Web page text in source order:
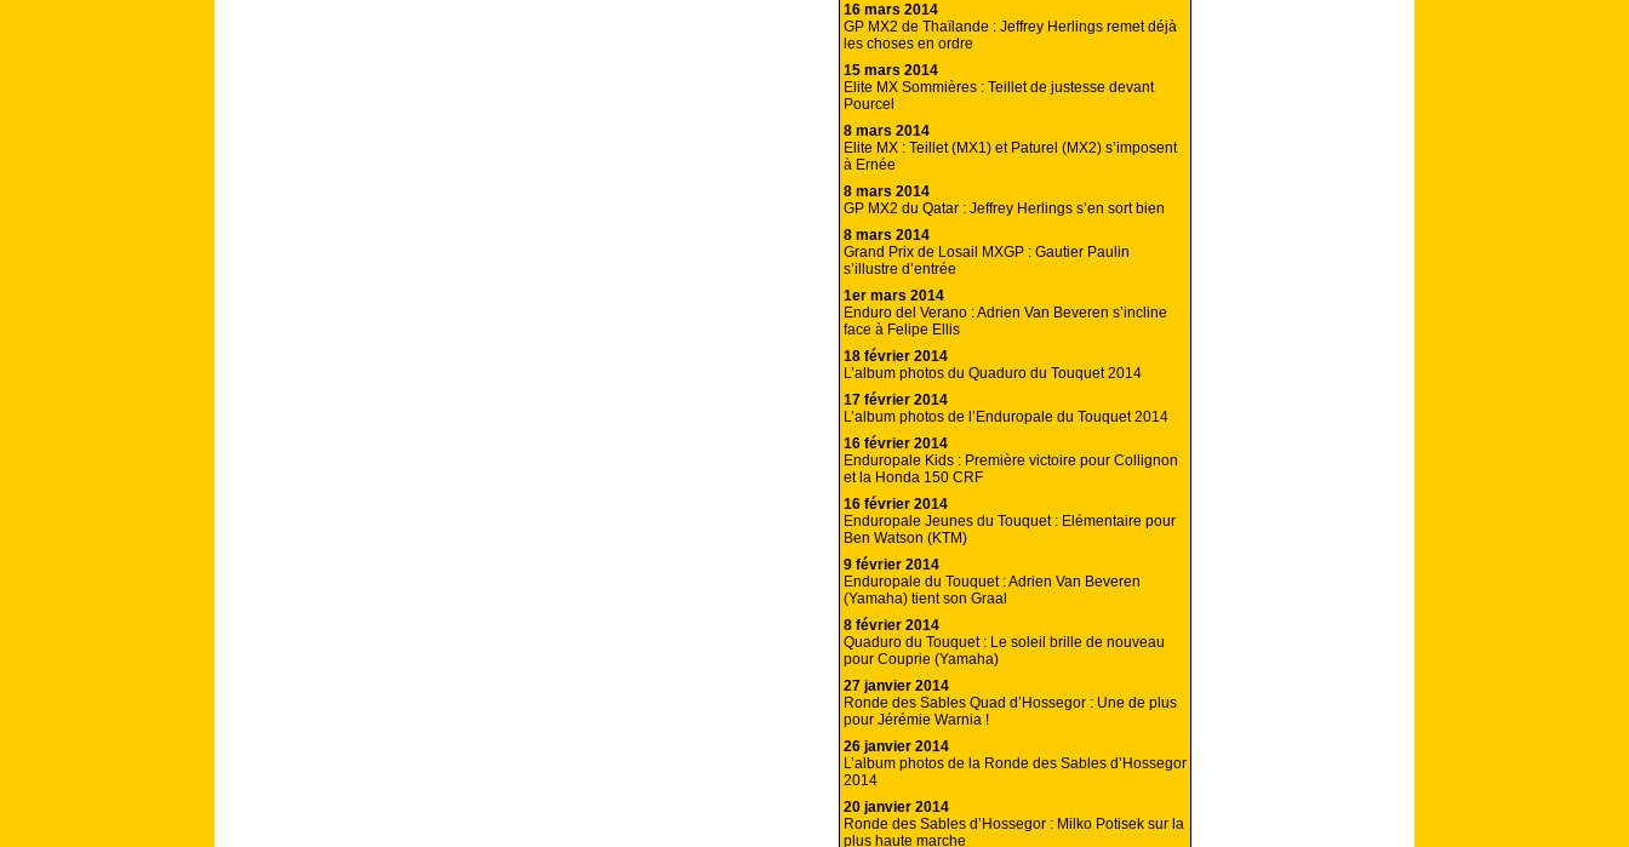
16 mars 2014
GP MX2 de Thaïlande : Jeffrey Herlings remet déjà
les choses en ordre
15 mars 2014
Elite MX Sommières : Teillet de justesse devant
Pourcel
8 mars 2014
Elite MX : Teillet (MX1) et Paturel (MX2) s’imposent
à Ernée
8 mars 2014
GP MX2 du Qatar : Jeffrey Herlings s’en sort bien
8 mars 2014
Grand Prix de Losail MXGP : Gautier Paulin
s’illustre d’entrée
1er mars 2014
Enduro del Verano : Adrien Van Beveren s’incline
face à Felipe Ellis
18 février 2014
L’album photos du Quaduro du Touquet 2014
17 février 2014
L’album photos de l’Enduropale du Touquet 2014
16 février 2014
Enduropale Kids : Première victoire pour Collignon
et la Honda 150 CRF
16 février 2014
Enduropale Jeunes du Touquet : Elémentaire pour
Ben Watson (KTM)
9 février 2014
Enduropale du Touquet : Adrien Van Beveren
(Yamaha) tient son Graal
8 février 2014
Quaduro du Touquet : Le soleil brille de nouveau
pour Couprie (Yamaha)
27 janvier 2014
Ronde des Sables Quad d’Hossegor : Une de plus
pour Jérémie Warnia !
26 janvier 2014
L’album photos de la Ronde des Sables d’Hossegor
2014
20 janvier 2014
Ronde des Sables d’Hossegor : Milko Potisek sur la
plus haute marche